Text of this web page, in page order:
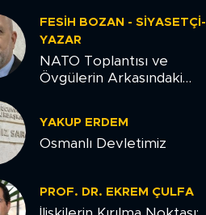
FESIH BOZAN - SIYASETÇI-
YAZAR
NATO Toplantısı ve
Övgülerin Arkasındaki
YAKUP ERDEM
Osmanlı Devletimiz
PROF. DR. EKREM ÇULFA